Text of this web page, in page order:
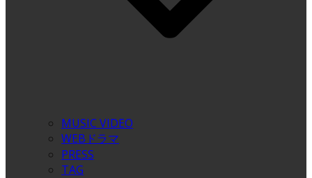
MUSIC VIDEO
WEBドラマ
PRESS
TAG